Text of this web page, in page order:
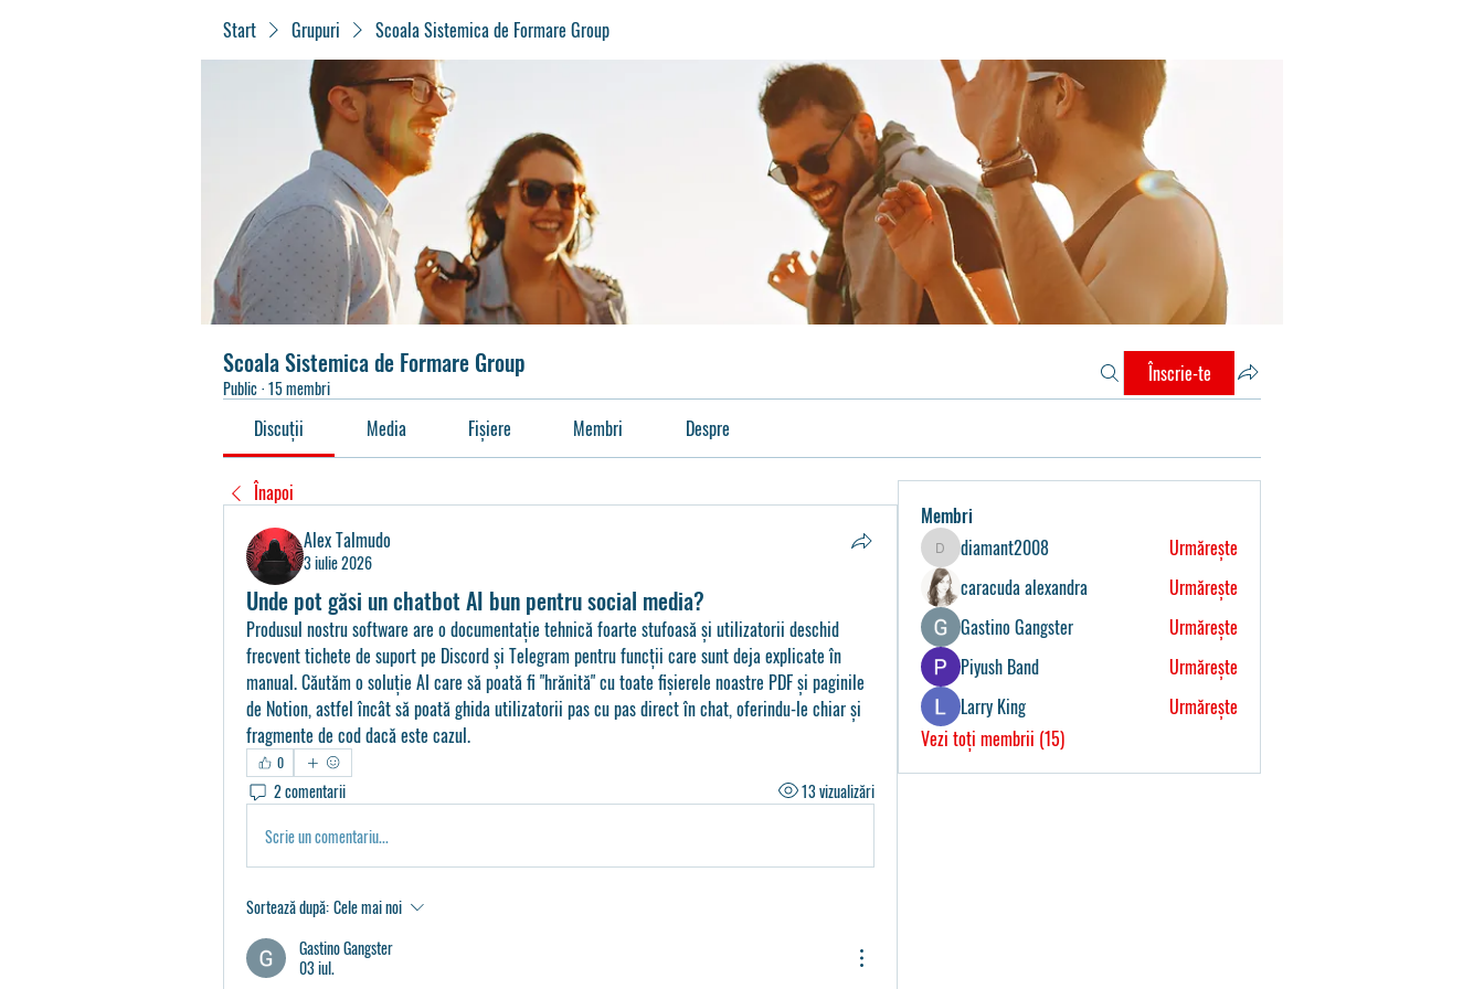
Start Grupuri Scoala Sistemica de Formare Group
Scoala Sistemica de Formare Group
Public·15 membri
Înscrie-te
Discuții Media Fișiere Membri Despre
Înapoi
Alex Talmudo
3 iulie 2026
Unde pot găsi un chatbot AI bun pentru social media?
Produsul nostru software are o documentație tehnică foarte stufoasă și utilizatorii deschid
frecvent tichete de suport pe Discord și Telegram pentru funcții care sunt deja explicate în
manual. Căutăm o soluție AI care să poată fi "hrănită" cu toate fișierele noastre PDF și paginile
de Notion, astfel încât să poată ghida utilizatorii pas cu pas direct în chat, oferindu-le chiar și
fragmente de cod dacă este cazul.
0
2 comentarii
13 vizualizări
Scrie un comentariu...
Sortează după:Cele mai noi
Gastino Gangster
03 iul.
Membri
diamant2008
diamant2008
Urmărește
caracuda alexandra
Urmărește
Gastino Gangster
Urmărește
Piyush Band
Urmărește
Larry King
Urmărește
Vezi toți membrii (15)